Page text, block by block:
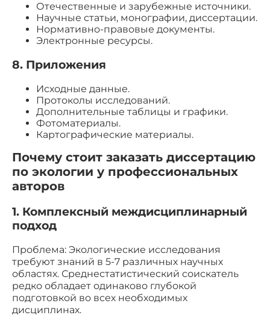
Отечественные и зарубежные источники.
Научные статьи, монографии, диссертации.
Нормативно-правовые документы.
Электронные ресурсы.
8. Приложения
Исходные данные.
Протоколы исследований.
Дополнительные таблицы и графики.
Фотоматериалы.
Картографические материалы.
Почему стоит заказать диссертацию
по экологии у профессиональных
авторов
1. Комплексный междисциплинарный
подход
Проблема: Экологические исследования
требуют знаний в 5-7 различных научных
областях. Среднестатистический соискатель
редко обладает одинаково глубокой
подготовкой во всех необходимых
дисциплинах.